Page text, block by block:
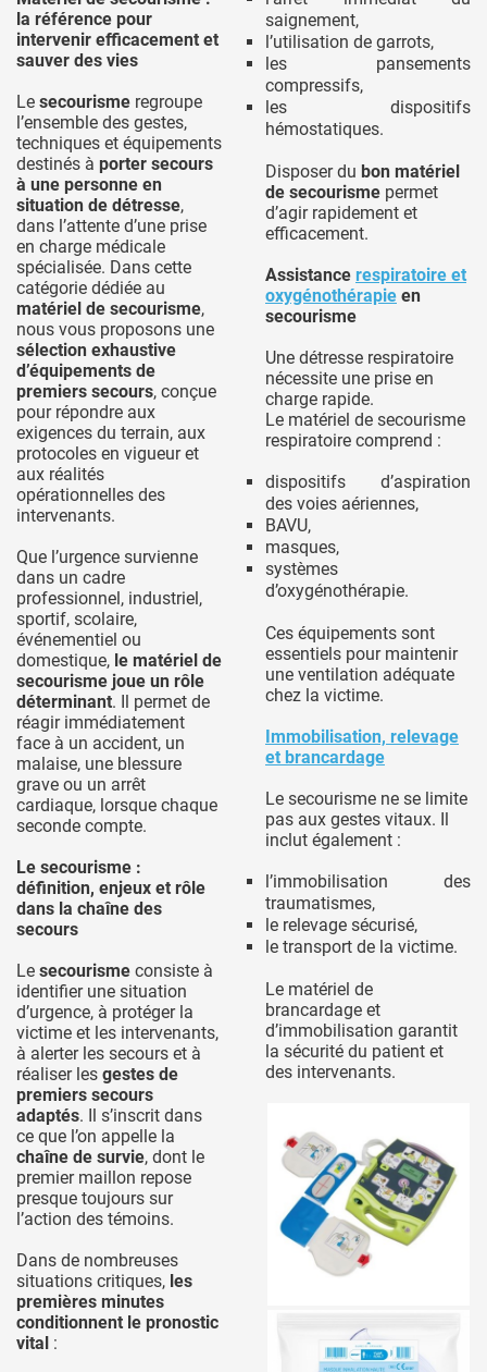
la référence pour
intervenir efficacement et
sauver des vies
Le secourisme regroupe
l’ensemble des gestes,
techniques et équipements
destinés à porter secours
à une personne en
situation de détresse,
dans l’attente d’une prise
en charge médicale
spécialisée. Dans cette
catégorie dédiée au
matériel de secourisme,
nous vous proposons une
sélection exhaustive
d’équipements de
premiers secours, conçue
pour répondre aux
exigences du terrain, aux
protocoles en vigueur et
aux réalités
opérationnelles des
intervenants.
Que l’urgence survienne
dans un cadre
professionnel, industriel,
sportif, scolaire,
événementiel ou
domestique, le matériel de
secourisme joue un rôle
déterminant. Il permet de
réagir immédiatement
face à un accident, un
malaise, une blessure
grave ou un arrêt
cardiaque, lorsque chaque
seconde compte.
Le secourisme :
définition, enjeux et rôle
dans la chaîne des
secours
Le secourisme consiste à
identifier une situation
d’urgence, à protéger la
victime et les intervenants,
à alerter les secours et à
réaliser les gestes de
premiers secours
adaptés. Il s’inscrit dans
ce que l’on appelle la
chaîne de survie, dont le
premier maillon repose
presque toujours sur
l’action des témoins.
Dans de nombreuses
situations critiques, les
premières minutes
conditionnent le pronostic
vital :
saignement,
l’utilisation de garrots,
les pansements
compressifs,
les dispositifs
hémostatiques.
Disposer du bon matériel
de secourisme permet
d’agir rapidement et
efficacement.
Assistance respiratoire et
oxygénothérapie en
secourisme
Une détresse respiratoire
nécessite une prise en
charge rapide.
Le matériel de secourisme
respiratoire comprend :
dispositifs d’aspiration
des voies aériennes,
BAVU,
masques,
systèmes
d’oxygénothérapie.
Ces équipements sont
essentiels pour maintenir
une ventilation adéquate
chez la victime.
Immobilisation, relevage
et brancardage
Le secourisme ne se limite
pas aux gestes vitaux. Il
inclut également :
l’immobilisation des
traumatismes,
le relevage sécurisé,
le transport de la victime.
Le matériel de
brancardage et
d’immobilisation garantit
la sécurité du patient et
des intervenants.